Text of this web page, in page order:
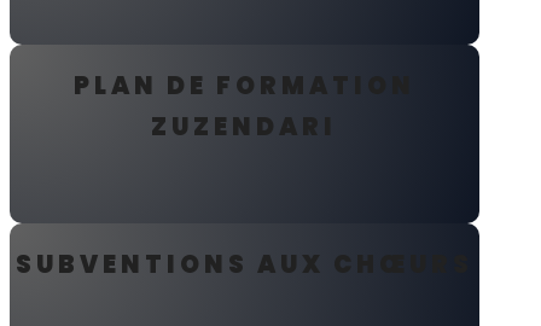
PLAN DE FORMATION
ZUZENDARI
SUBVENTIONS AUX CHŒURS